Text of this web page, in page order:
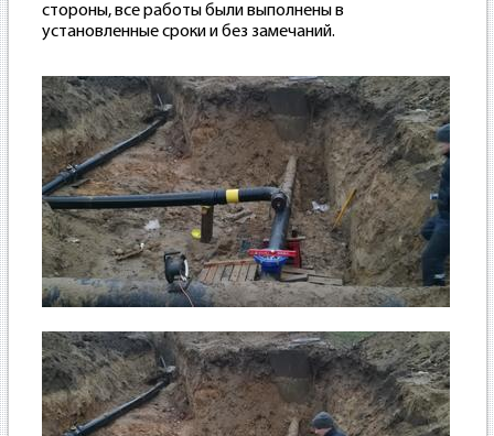
стороны, все работы были выполнены в
установленные сроки и без замечаний.